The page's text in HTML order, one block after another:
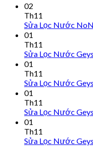
02
Th11
Sửa Lọc Nước
01
Th11
Sửa Lọc Nước
01
Th11
Sửa Lọc Nước
01
Th11
Sửa Lọc Nước
01
Th11
Sửa Lọc Nước